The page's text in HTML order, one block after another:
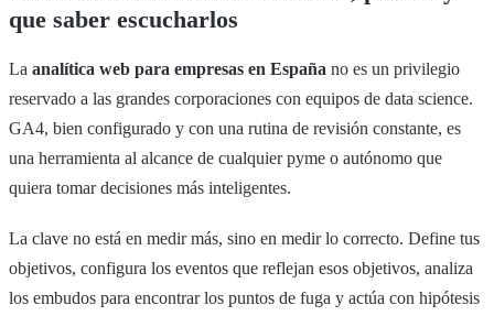
que saber escucharlos
La analítica web para empresas en España no es un privilegio
reservado a las grandes corporaciones con equipos de data science.
GA4, bien configurado y con una rutina de revisión constante, es
una herramienta al alcance de cualquier pyme o autónomo que
quiera tomar decisiones más inteligentes.
La clave no está en medir más, sino en medir lo correcto. Define tus
objetivos, configura los eventos que reflejan esos objetivos, analiza
los embudos para encontrar los puntos de fuga y actúa con hipótesis